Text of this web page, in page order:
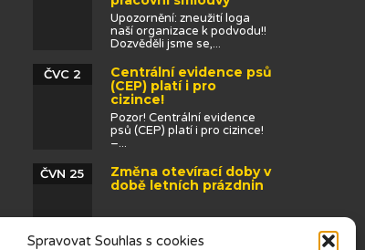
Spravovat Souhlas s cookies
Upozornění: zneužití loga
naší organizace k podvodu!!
Dozvěděli jsme se,...
Centrální evidence psů
(CEP) platí i pro
cizince!
ČVC 2
Pozor! Centrální evidence
psů (CEP) platí i pro cizince!
–...
Změna otevírací doby v
době letních prázdnin
ČVN 25